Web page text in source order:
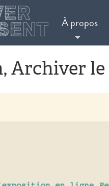
À propos
Archiver